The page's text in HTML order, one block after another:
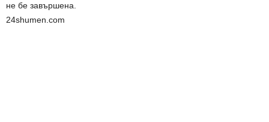
не бе завършена.
24shumen.com